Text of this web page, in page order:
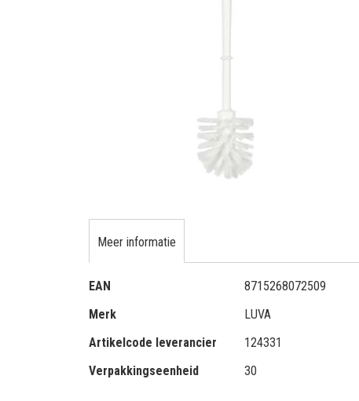
naar
begin
de
gallerij
Meer informatie
Meer
EAN
8715268072509
Merk
LUVA
Artikelcode leverancier
124331
Verpakkingseenheid
30